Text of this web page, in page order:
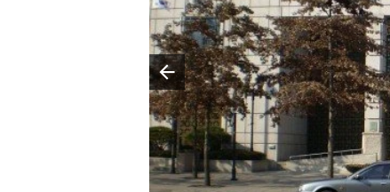
Poprzedni slajd